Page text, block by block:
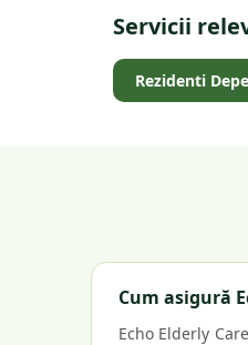
Servicii
Rezidenti
Cum asigură
Echo Elderly